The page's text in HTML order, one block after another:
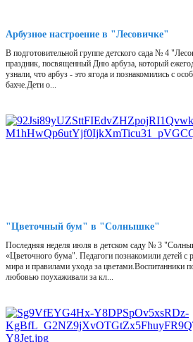
Арбузное настроение в "Лесовичке"
В подготовительной группе детского сада № 4
праздник, посвященный Дню арбуза, который
узнали, что арбуз - это ягода и познакомились с
бахче.Дети о...
"Цветочный бум" в "Солнышке"
Последняя неделя июля в детском саду № 3
«Цветочного бума". Педагоги познакомили детей с
мира и правилами ухода за цветами.Воспитанники
любовью поухаживали за кл...